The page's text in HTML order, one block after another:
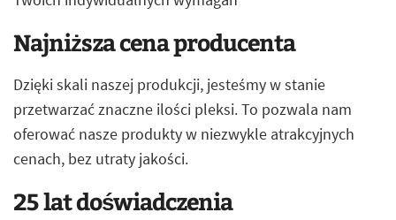
Najniższa cena producenta
Dzięki skali naszej produkcji, jesteśmy w stanie
przetwarzać znaczne ilości pleksi. To pozwala nam
oferować nasze produkty w niezwykle atrakcyjnych
cenach, bez utraty jakości.
25 lat doświadczenia